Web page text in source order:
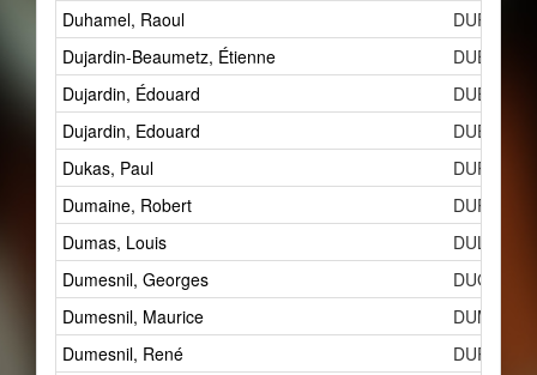
Duhamel, Raoul
DURc
Dujardin-Beaumetz, Étienne
DUEb
Dujardin, Édouard
DUEa
Dujardin, Edouard
DUEa
Dukas, Paul
DUPa
Dumaine, Robert
DURa
Dumas, Louis
DULa
Dumesnil, Georges
DUGc
Dumesnil, Maurice
DUMe
Dumesnil, René
DURb